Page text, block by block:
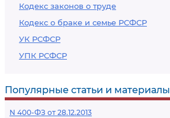
Кодекс законов о труде
Кодекс о браке и семье РСФСР
УК РСФСР
УПК РСФСР
Популярные статьи и материалы
N 400-ФЗ от 28.12.2013